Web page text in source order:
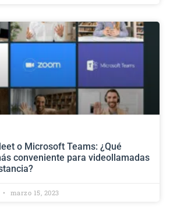
o Microsoft Teams: ¿Qué
conveniente para videollamadas
marzo 15, 2023